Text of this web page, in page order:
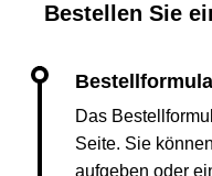
Bestellen Sie
Das
Seite. Sie
aufgeben oder